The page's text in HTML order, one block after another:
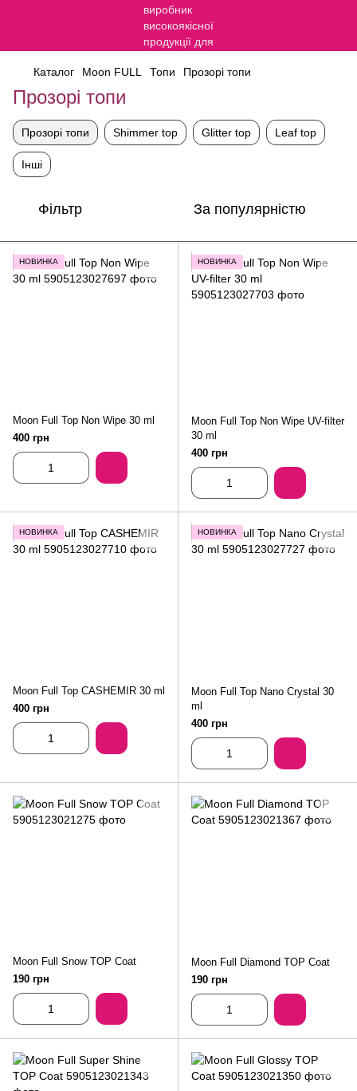
Каталог Moon FULL Топи Прозорі топи
Прозорі топи
Прозорі топи Shimmer top Glitter top Leaf top
Інші
Фільтр За популярністю
НОВИНКА
Moon Full Top Non Wipe 30 ml
400 грн
НОВИНКА
Moon Full Top Non Wipe UV-filter
30 ml
400 грн
НОВИНКА
Moon Full Top CASHEMIR 30 ml
400 грн
НОВИНКА
Moon Full Top Nano Crystal 30
ml
400 грн
Moon Full Snow TOP Coat
190 грн
Moon Full Diamond TOP Coat
190 грн